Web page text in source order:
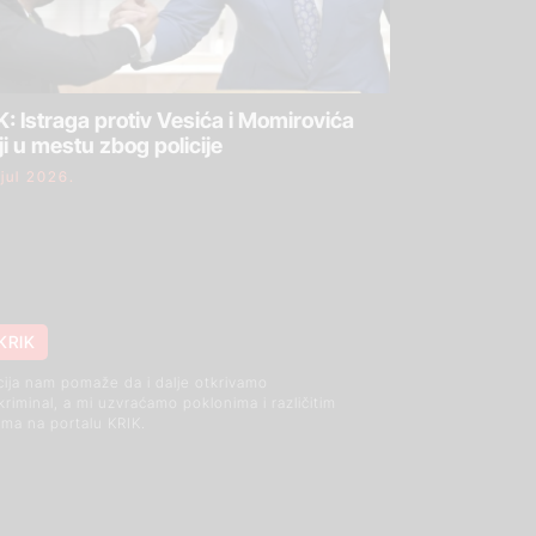
Istraga protiv Vesića i Momirovića
u mestu zbog policije
2026.
nam pomaže da i dalje otkrivamo
a mi uzvraćamo poklonima i različitim
na portalu KRIK.